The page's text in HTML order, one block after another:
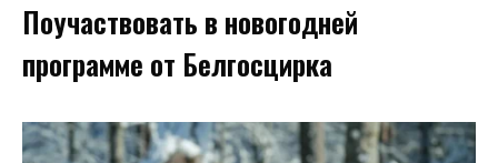
Поучаствовать в новогодней
программе от Белгосцирка